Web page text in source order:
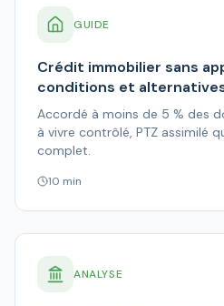
GUIDE
Crédit immobilier sans
conditions et
Accordé à moins de 5 % des
à vivre contrôlé, PTZ assimilé
complet.
10 min
ANALYSE